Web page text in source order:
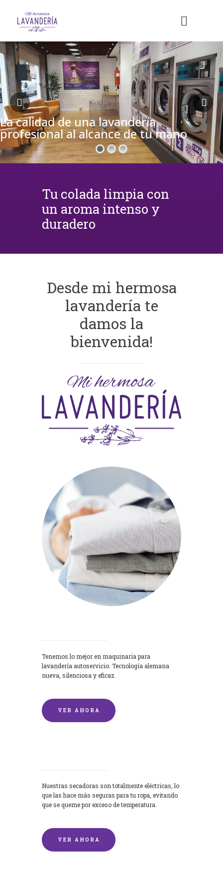
La calidad de una lavandería
profesional al alcance de tu mano
Tu colada limpia con
un aroma intenso y
duradero
Desde mi hermosa
lavandería te
damos la
bienvenida!
Tenemos lo mejor en maquinaria para
lavandería autoservicio. Tecnología alemana
nueva, silenciosa y eficaz.
VER AHORA
Nuestras secadoras son totalmente eléctricas, lo
que las hace más seguras para tu ropa, evitando
que se queme por exceso de temperatura.
VER AHORA